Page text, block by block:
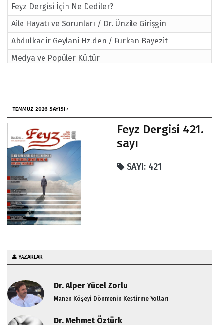
Feyz Dergisi İçin Ne Dediler?
Aile Hayatı ve Sorunları / Dr. Ünzile Girişgin
Abdulkadir Geylani Hz.den / Furkan Bayezit
Medya ve Popüler Kültür
TEMMUZ 2026 SAYISI
Feyz Dergisi 421.
sayı
SAYI: 421
YAZARLAR
Dr. Alper Yücel Zorlu
Manen Köşeyi Dönmenin Kestirme Yolları
Dr. Mehmet Öztürk